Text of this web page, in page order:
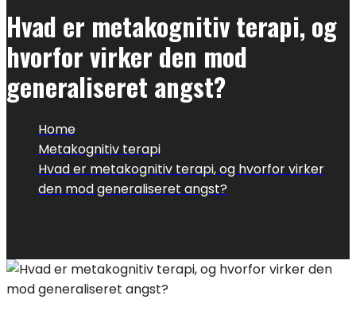
Hvad er metakognitiv terapi, og
hvorfor virker den mod
generaliseret angst?
Home
Metakognitiv terapi
Hvad er metakognitiv terapi, og hvorfor virker
den mod generaliseret angst?